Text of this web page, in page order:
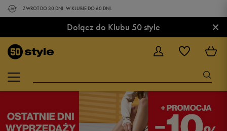
ZWROT DO 30 DNI. W KLUBIE DO 60 DNI.
Dołącz do Klubu 50 style ×